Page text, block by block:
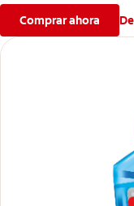
Comprar ahora